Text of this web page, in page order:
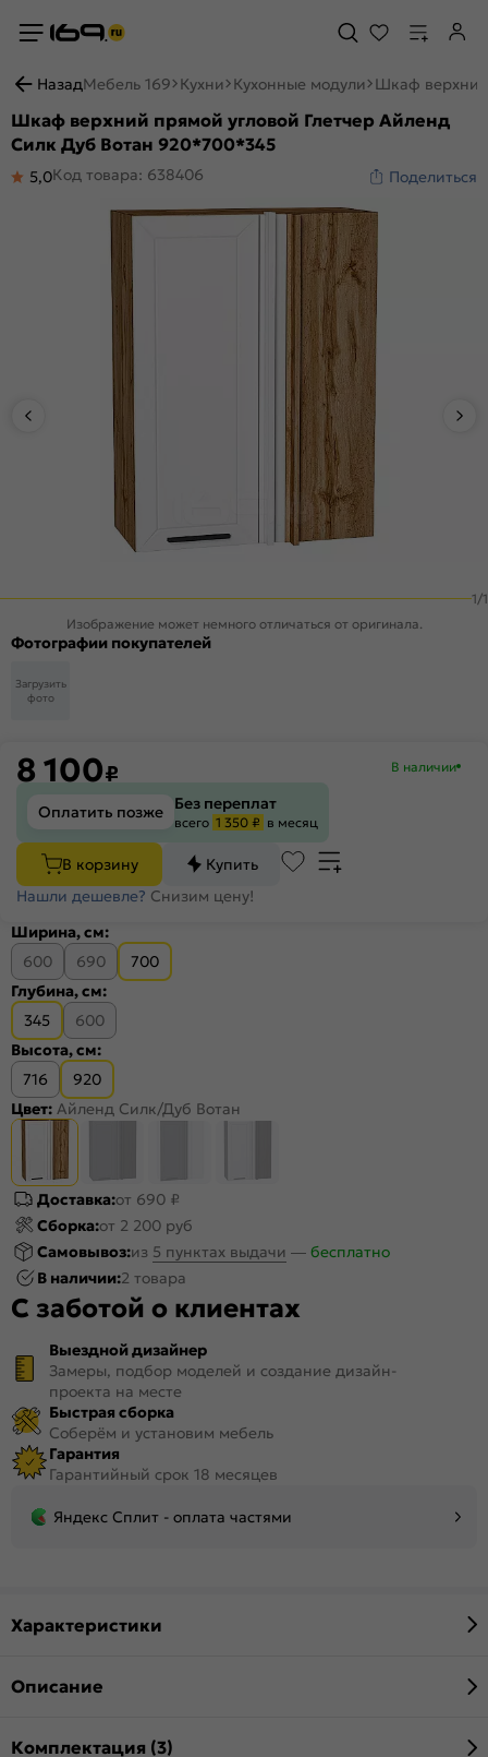
НазадМебель 169 Кухни Кухонные модули Шкаф
Шкаф верхний прямой угловой Глетчер Айленд
Силк Дуб Вотан 920*700*345
5,0Код товара: 638406 Поделиться
1/1
Изображение может немного отличаться от оригинала.
Фотографии покупателей
Загрузить
фото
8 100₽ В наличии
Оплатить позже Без переплат
всего 1 350 ₽ в месяц
В корзину
Купить
Нашли дешевле? Снизим цену!
Ширина, см:
600
690
700
Глубина, см:
345
600
Высота, см:
716
920
Цвет: Айленд Силк/Дуб Вотан
Доставка:от 690 ₽
Сборка:от 2 200 руб
Самовывоз:из 5 пунктах выдачи — бесплатно
В наличии:2 товара
С заботой о клиентах
Выездной дизайнер
Замеры, подбор моделей и создание дизайн-
проекта на месте
Быстрая сборка
Соберём и установим мебель
Гарантия
Гарантийный срок 18 месяцев
Яндекс Сплит - оплата частями
Характеристики
Описание
Комплектация (3)